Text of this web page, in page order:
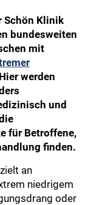
Schön Klinik
bundesweiten
mit
werden
und
für Betroffene,
finden.
an
niedrigem
oder